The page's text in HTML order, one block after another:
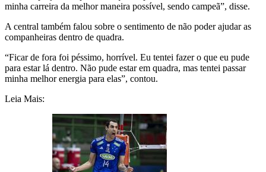
minha carreira da melhor maneira possível, sendo campeã”, disse.
A central também falou sobre o sentimento de não poder ajudar as
companheiras dentro de quadra.
“Ficar de fora foi péssimo, horrível. Eu tentei fazer o que eu pude
para estar lá dentro. Não pude estar em quadra, mas tentei passar
minha melhor energia para elas”, contou.
Leia Mais: